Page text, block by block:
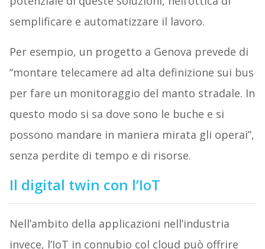
semplificare e automatizzare il lavoro.
Per esempio, un progetto a Genova prevede di
“montare telecamere ad alta definizione sui bus
per fare un monitoraggio del manto stradale. In
questo modo si sa dove sono le buche e si
possono mandare in maniera mirata gli operai”,
senza perdite di tempo e di risorse.
Il digital twin con l’IoT
Nell’ambito della applicazioni nell’industria
invece, l’IoT in connubio col cloud può offrire